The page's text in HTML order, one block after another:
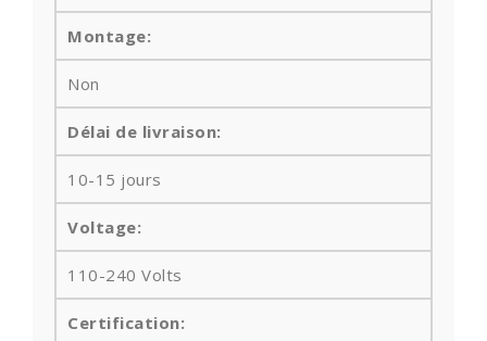
Montage:
Non
Délai de livraison:
10-15 jours
Voltage:
110-240 Volts
Certification: